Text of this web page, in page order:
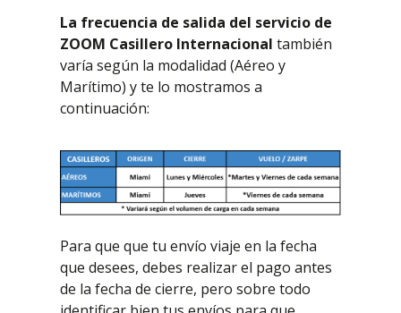
La frecuencia de salida del servicio de
ZOOM Casillero Internacional también
varía según la modalidad (Aéreo y
Marítimo) y te lo mostramos a
continuación:
Para que que tu envío viaje en la fecha
que desees, debes realizar el pago antes
de la fecha de cierre, pero sobre todo